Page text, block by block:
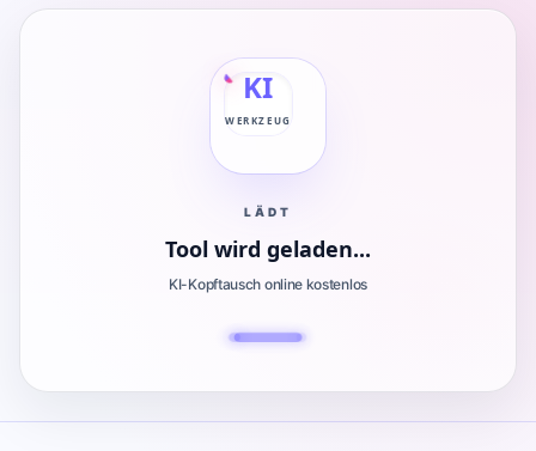
KI
WERKZEUG
LÄDT
Tool wird geladen...
KI-Kopftausch online kostenlos